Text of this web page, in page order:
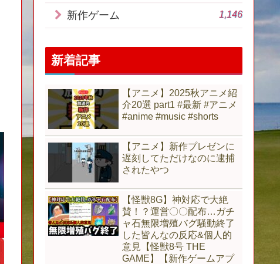
新作ゲーム 1,146
新着記事
【アニメ】2025秋アニメ紹
介20選 part1 #最新 #アニメ
#anime #music #shorts
【アニメ】新作プレゼンに
遅刻してただけなのに逮捕
されたやつ
【怪獣8G】神対応で大絶
賛！？運営〇〇配布…ガチ
ャ石無限増殖バグ騒動終了
した皆んなの反応&個人的
意見【怪獣8号 THE
GAME】【新作ゲームアプ